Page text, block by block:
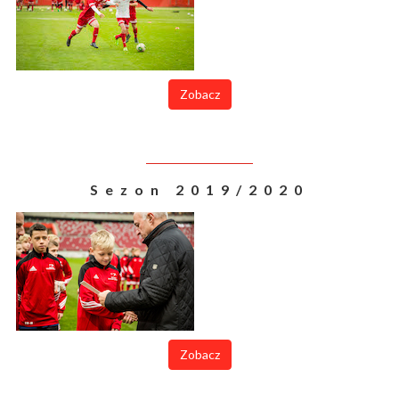
Zobacz
Sezon 2019/2020
Zobacz